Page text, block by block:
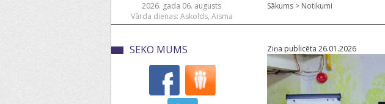
2026. gada 06. augusts
Vārda dienas: Askolds, Aisma
Sākums > Notikumi
SEKO MUMS Ziņa publicēta 26.01.2026